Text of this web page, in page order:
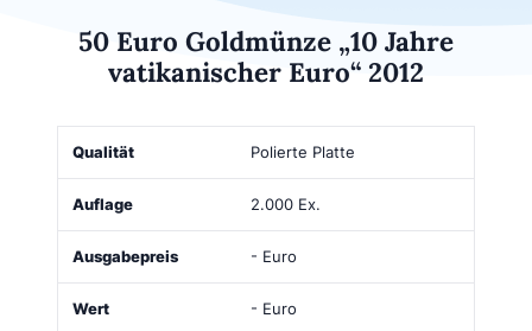
50 Euro Goldmünze „10 Jahre
vatikanischer Euro“ 2012
Qualität Ausgabepreis
Polierte Platte
2.000 Ex.
- Euro
- Euro